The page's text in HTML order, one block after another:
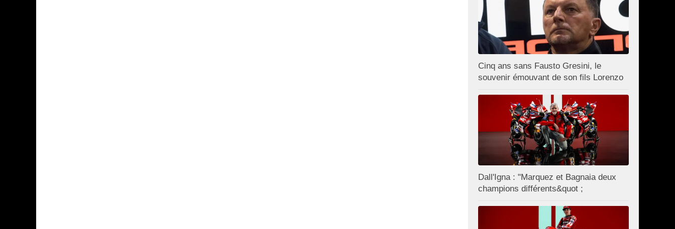
Cinq ans sans Fausto Gresini, le
souvenir émouvant de son fils Lorenzo
Dall'Igna : "Marquez et Bagnaia deux
champions différents&quot ;